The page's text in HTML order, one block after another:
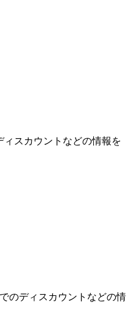
ィスカウントなどの情報を
のディスカウントなどの情